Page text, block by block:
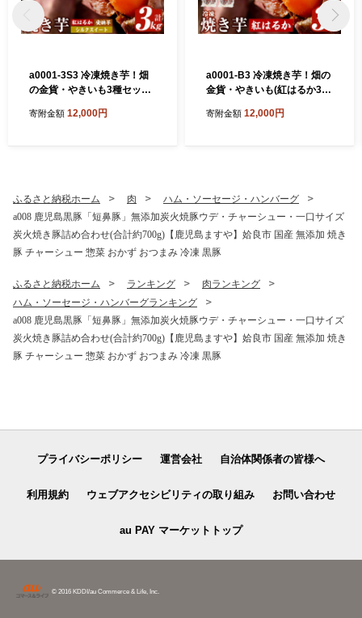
a0001-3S3 冷凍焼き芋！畑
の金貨・やきいも3種セット
シルクスイート1kg)【甘いも
寄附金額 12,000円
a0001-B3 冷凍焼き芋！畑の
金貨・やきいも(紅はるか3k
焼き芋 訳あり 冷凍 焼芋 やき
寄附金額 12,000円
ふるさと納税ホーム 肉
ハム・ソーセージ・ハンバーグ
a008 鹿児島黒豚「短鼻豚」無添加炭火焼豚ウデ・チャーシュー・一口サイズ
炭火焼き豚詰め合わせ(合計約700g)【鹿児島ますや】姶良市 国産 無添加 焼き
豚 チャーシュー 惣菜 おかず おつまみ 冷凍 黒豚
ふるさと納税ホーム ランキング
肉ランキング
ハム・ソーセージ・ハンバーグランキング
a008 鹿児島黒豚「短鼻豚」無添加炭火焼豚ウデ・チャーシュー・一口サイズ
炭火焼き豚詰め合わせ(合計約700g)【鹿児島ますや】姶良市 国産 無添加 焼き
豚 チャーシュー 惣菜 おかず おつまみ 冷凍 黒豚
プライバシーポリシー 運営会社 自治体関係者の皆様へ
利用規約 ウェブアクセシビリティの取り組み お問い合わせ
au PAY マーケットトップ
© 2016 KDDI/au Commerce & Life, Inc.